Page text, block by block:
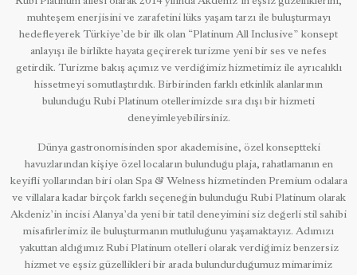
muhteşem enerjisini ve zarafetini lüks yaşam tarzı ile buluşturmayı
hedefleyerek Türkiye’de bir ilk olan “Platinum All Inclusive” konsept
anlayışı ile birlikte hayata geçirerek turizme yeni bir ses ve nefes
getirdik. Turizme bakış açımız ve verdiğimiz hizmetimiz ile ayrıcalıklı
hissetmeyi somutlaştırdık. Birbirinden farklı etkinlik alanlarının
bulunduğu Rubi Platinum otellerimizde sıra dışı bir hizmeti
deneyimleyebilirsiniz.
Dünya gastronomisinden spor akademisine, özel konseptteki
havuzlarından kişiye özel locaların bulunduğu plaja, rahatlamanın en
keyifli yollarından biri olan Spa & Welness hizmetinden Premium odalara
ve villalara kadar birçok farklı seçeneğin bulunduğu Rubi Platinum olarak
Akdeniz’in incisi Alanya’da yeni bir tatil deneyimini siz değerli stil sahibi
misafirlerimiz ile buluşturmanın mutluluğunu yaşamaktayız. Adımızı
yakuttan aldığımız Rubi Platinum otelleri olarak verdiğimiz benzersiz
hizmet ve eşsiz güzellikleri bir arada bulundurduğumuz mimarimiz